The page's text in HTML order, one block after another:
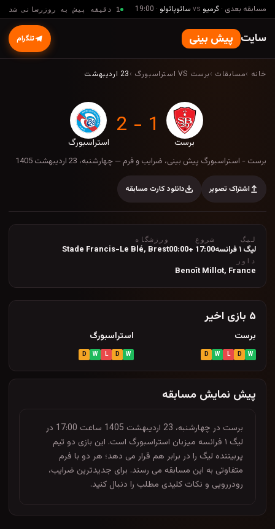
مسابقه بعدی · گرمیو vs سائوپائولو ·
19:00 1 دقیقه پیش به روزرسانی شد
سایت پیش بینی تلگرام
خانه ›مسابقات ›برست VS استراسبورگ ›23 اردیبهشت
برست
1 - 2
استراسبورگ
برست - استراسبورگ پیش بینی، ضرایب و فرم —
برست - استراسبورگ پیش بینی، ضرایب و فرم — چهارشنبه، 23 اردیبهشت 1405
اشتراک تصویر دانلود کارت مسابقه
لیگ
لیگ ۱ فرانسه
شروع
17:00 +00:00
ورزشگاه
Stade Francis-Le Blé, Brest
داور
Benoît Millot, France
۵ بازی اخیر
برست
W
D
L
W
D
استراسبورگ
W
D
L
W
D
پیش نمایش مسابقه
برست در چهارشنبه، 23 اردیبهشت 1405 ساعت 17:00 در
لیگ ۱ فرانسه میزبان استراسبورگ است. این بازی دو تیم
پربیننده لیگ را در برابر هم قرار می دهد؛ هر دو با فرم
متفاوتی به این مسابقه می رسند. برای جدیدترین ضرایب،
رودررویی و نکات کلیدی مطلب را دنبال کنید.